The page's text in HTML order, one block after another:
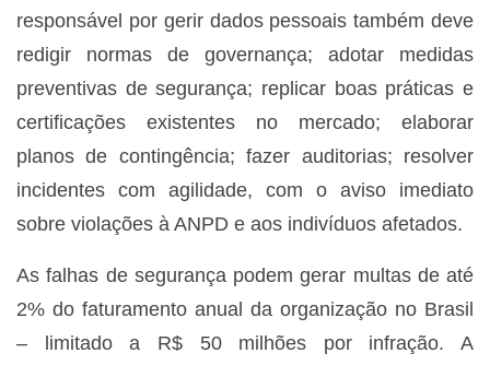
responsável por gerir dados pessoais também deve
redigir normas de governança; adotar medidas
preventivas de segurança; replicar boas práticas e
certificações existentes no mercado; elaborar
planos de contingência; fazer auditorias; resolver
incidentes com agilidade, com o aviso imediato
sobre violações à ANPD e aos indivíduos afetados.
As falhas de segurança podem gerar multas de até
2% do faturamento anual da organização no Brasil
– limitado a R$ 50 milhões por infração. A